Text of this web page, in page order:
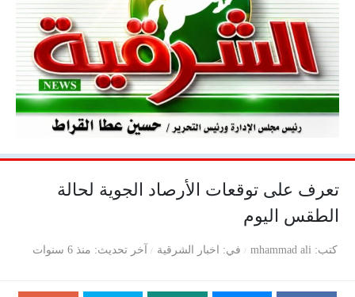
تعرف على توقعات الأرصاد الجوية لحالة
الطقس اليوم
كتب mhammad ali في اخبار الشرقية آخر تحديث منذ 6 سنوات